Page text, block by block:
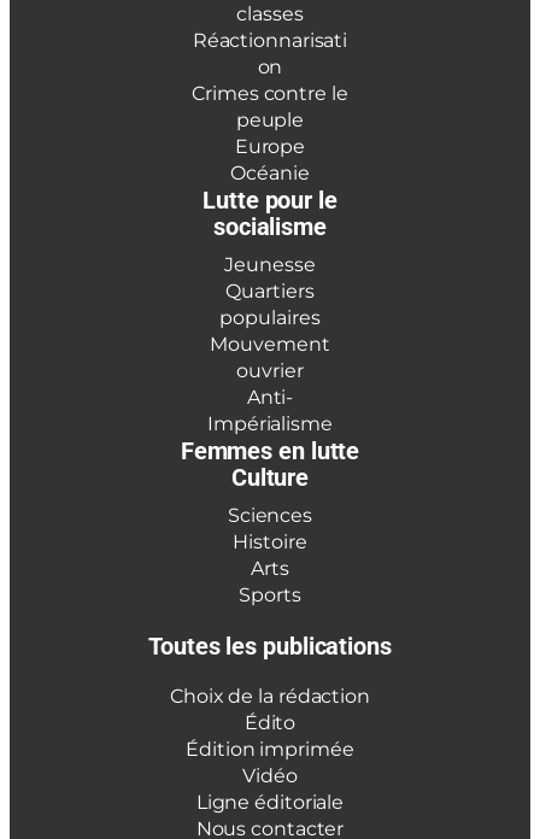
classes
Réactionnarisati
on
Crimes contre le
peuple
Europe
Océanie
Lutte pour le
socialisme
Jeunesse
Quartiers
populaires
Mouvement
ouvrier
Anti-
Impérialisme
Femmes en lutte
Culture
Sciences
Histoire
Arts
Sports
Toutes les publications
Choix de la rédaction
Édito
Édition imprimée
Vidéo
Ligne éditoriale
Nous contacter